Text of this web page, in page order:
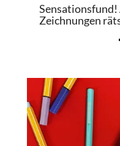
Zeichnungen